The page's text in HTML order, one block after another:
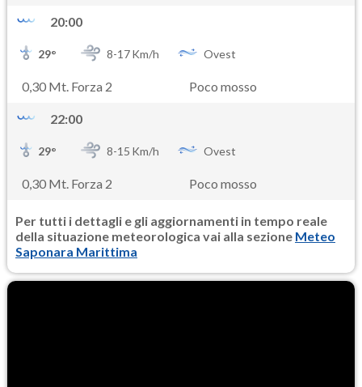
20:00
29° 8-17Km/h Ovest
0,30 Mt. Forza 2 Poco mosso
22:00
29° 8-15 Km/h Ovest
0,30 Mt. Forza 2 Poco mosso
Per tutti i dettagli e gli aggiornamenti in tempo reale
della situazione meteorologica vai alla sezione Meteo
Saponara Marittima